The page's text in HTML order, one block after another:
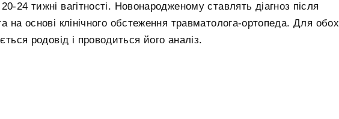
24 тижні вагітності. Новонародженому ставлять діагноз після
на основі клінічного обстеження травматолога-ортопеда. Для обох
родовід і проводиться його аналіз.